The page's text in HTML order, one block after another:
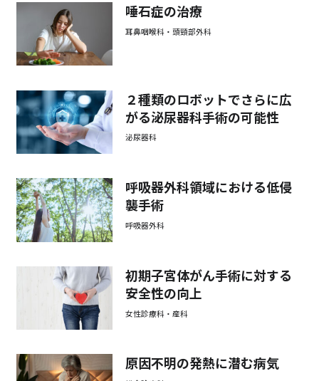
唾石症の治療
耳鼻咽喉科・頭頸部外科
２種類のロボットでさらに広
がる泌尿器科手術の可能性
泌尿器科
呼吸器外科領域における低侵
襲手術
呼吸器外科
初期子宮体がん手術に対する
安全性の向上
女性診療科・産科
原因不明の発熱に潜む病気